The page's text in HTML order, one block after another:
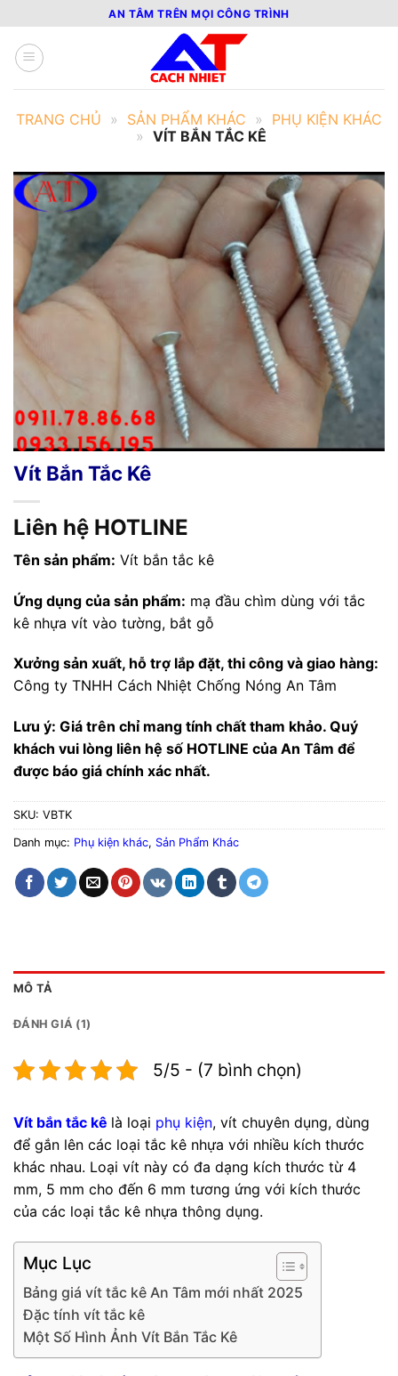
qua
nội
dung
AN TÂM TRÊN MỌI CÔNG TRÌNH
TRANG CHỦ » SẢN PHẨM KHÁC »
PHỤ KIỆN KHÁC
» VÍT BẮN TẮC KÊ
Vít Bắn Tắc Kê
Liên hệ HOTLINE
Tên sản phẩm: Vít bắn tắc kê
Ứng dụng của sản phẩm: mạ đầu chìm dùng với tắc
kê nhựa vít vào tường, bắt gỗ
Xưởng sản xuất, hỗ trợ lắp đặt, thi công và giao hàng:
Công ty TNHH Cách Nhiệt Chống Nóng An Tâm
Lưu ý: Giá trên chỉ mang tính chất tham khảo. Quý
khách vui lòng liên hệ số HOTLINE của An Tâm để
được báo giá chính xác nhất.
SKU: VBTK
Danh mục: Phụ kiện khác, Sản Phẩm Khác
MÔ TẢ
ĐÁNH GIÁ (1)
5/5 - (7 bình chọn)
Vít bắn tắc kê là loại phụ kiện, vít chuyên dụng, dùng
để gắn lên các loại tắc kê nhựa với nhiều kích thước
khác nhau. Loại vít này có đa dạng kích thước từ 4
mm, 5 mm cho đến 6 mm tương ứng với kích thước
của các loại tắc kê nhựa thông dụng.
Mục Lục
Bảng giá vít tắc kê An Tâm mới nhất 2025
Đặc tính vít tắc kê
Một Số Hình Ảnh Vít Bắn Tắc Kê